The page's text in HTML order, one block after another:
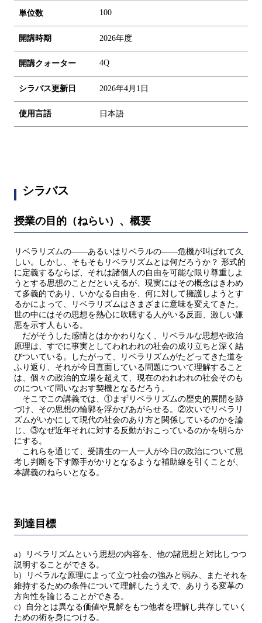
単位数 100
開講時期 2026年度
開講クォーター 4Q
シラバス更新日 2026年4月1日
使用言語 日本語
シラバス
授業の目的（ねらい）、概要
リベラリズムの——あるいはリベラルの——危機が叫ばれて久
しい。しかし、そもそもリベラリズムとは何だろうか？ 形式的
に定義するならば、それは諸個人の自由を可能な限り尊重しよ
うとする思想のことだといえるが、現実にはその概念はきわめ
て多義的であり、いかなる自由を、何に対して擁護しようとす
るかによって、リベラリズムはさまざまに意味を変えてきた。
世の中にはその思想を熱心に吹聴する人がいる反面、激しい嫌
悪を示す人もいる。
だがそうした感情とはかかわりなく、リベラルな思想や政治
原理は、すでに事実としてわれわれの社会の成り立ちと深く結
びついている。したがって、リベラリズムがたどってきた道を
ふり返り、それが今日直面している問題について理解すること
は、個々の政治的立場を超えて、現在のわれわれの社会そのも
のについて問いなおす契機となるだろう。
そこでこの講義では、①まずリベラリズムの歴史的展開を跡
づけ、その思想の輪郭を浮かびあがらせる。②次いでリベラリ
ズムがいかにして現代の社会のあり方と関係しているのかを論
じ、③なぜ近年それに対する反動がおこっているのかを明らか
にする。
これらを通じて、受講生の一人一人が今日の政治について思
考し判断を下す際手がかりとなるような補助線を引くことが、
本講義のねらいとなる。
到達目標
a）リベラリズムという思想の内容を、他の諸思想と対比しつつ
説明することができる。
b）リベラルな原理によって立つ社会の強みと弱み、またそれを
維持するための条件について理解したうえで、ありうる変革の
方向性を論じることができる。
c）自分とは異なる価値や見解をもつ他者を理解し共存していく
ための術を身につける。